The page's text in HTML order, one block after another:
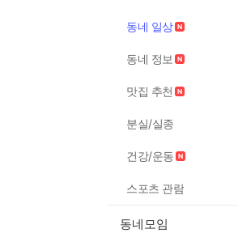
동네 일상
동네 정보
맛집 추천
분실/실종
건강/운동
스포츠 관람
동네모임